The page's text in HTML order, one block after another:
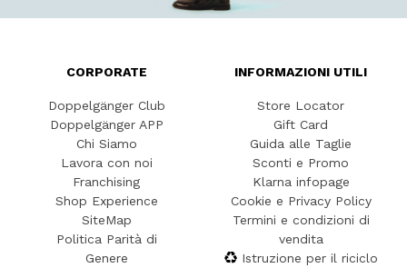
CORPORATE
Doppelgänger Club
Doppelgänger APP
Chi Siamo
Lavora con noi
Franchising
Shop Experience
SiteMap
Politica Parità di
Genere
INFORMAZIONI UTILI
Store Locator
Gift Card
Guida alle Taglie
Sconti e Promo
Klarna infopage
Cookie e Privacy Policy
Termini e condizioni di
vendita
Istruzione per il riciclo